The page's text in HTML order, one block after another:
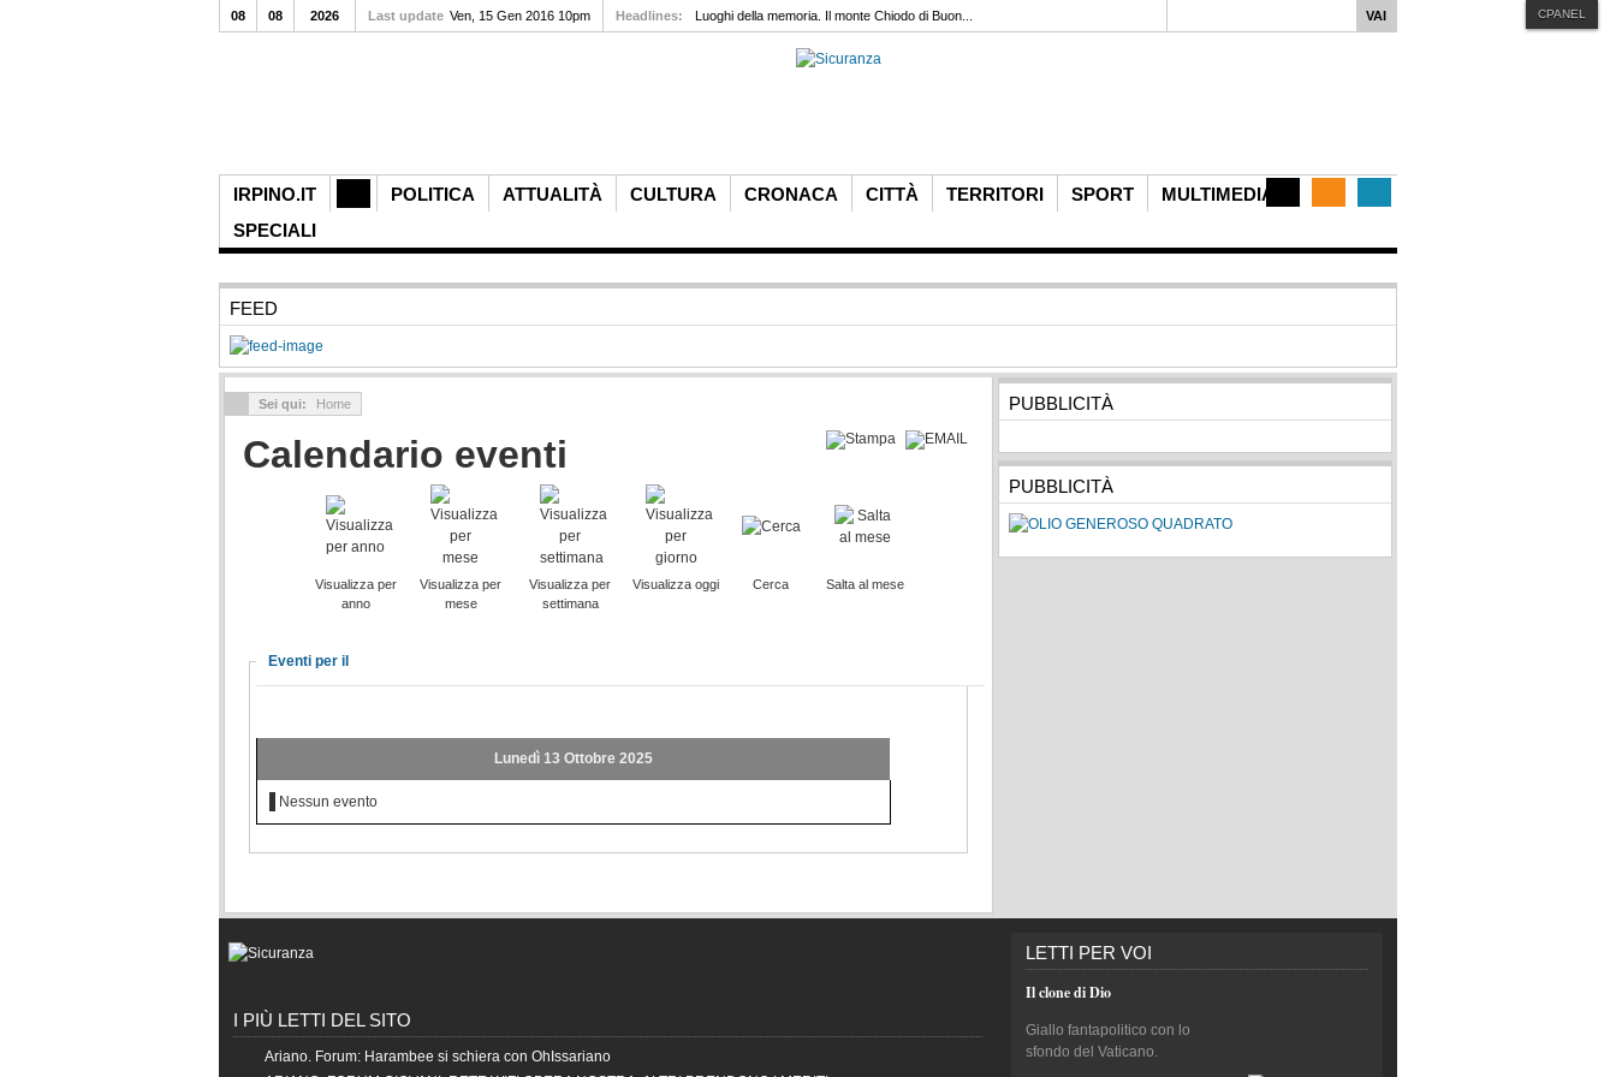
IRPINO.IT POLITICA ATTUALITÀ CULTURA CRONACA CITTÀ TERRITORI SPORT
MULTIMEDIA
SPECIALI
08 08 2026 Last update Ven, 15 Gen 2016 10pm Headlines: Luoghi della memoria. Il monte Chiodo di Buon... CPANEL
FEED
Sei qui: Home
Calendario eventi
Visualizza per
anno
Visualizza per
mese
Visualizza per
settimana
Visualizza oggi Cerca Salta al mese
Eventi per il
Lunedì 13 Ottobre 2025
Nessun evento
PUBBLICITÀ
PUBBLICITÀ
I PIÙ LETTI DEL SITO
Ariano. Forum: Harambee si schiera con OhIssariano
LETTI PER VOI
Il clone di Dio
Giallo fantapolitico con lo
sfondo del Vaticano.